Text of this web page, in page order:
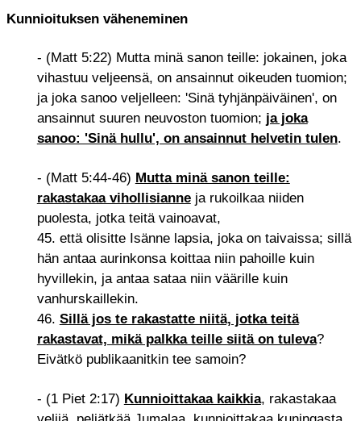
Kunnioituksen väheneminen
- (Matt 5:22) Mutta minä sanon teille: jokainen, joka
vihastuu veljeensä, on ansainnut oikeuden tuomion;
ja joka sanoo veljelleen: 'Sinä tyhjänpäiväinen', on
ansainnut suuren neuvoston tuomion; ja joka
sanoo: 'Sinä hullu', on ansainnut helvetin tulen.
- (Matt 5:44-46) Mutta minä sanon teille:
rakastakaa vihollisianneja rukoilkaa niiden
puolesta, jotka teitä vainoavat,
45. että olisitte Isänne lapsia, joka on taivaissa; sillä
hän antaa aurinkonsa koittaa niin pahoille kuin
hyvillekin, ja antaa sataa niin väärille kuin
vanhurskaillekin.
46. Sillä jos te rakastatte niitä, jotka teitä
rakastavat, mikä palkka teille siitä on tuleva?
Eivätkö publikaanitkin tee samoin?
- (1 Piet 2:17) Kunnioittakaa kaikkia, rakastakaa